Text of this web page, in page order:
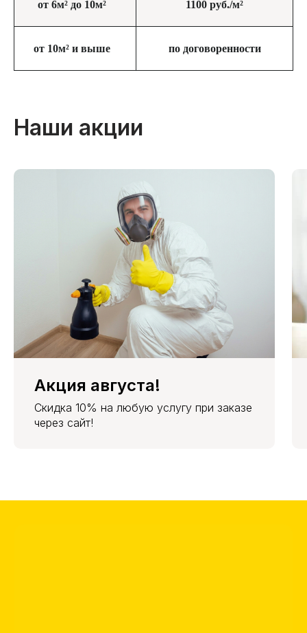
от 6м² до 10м² 1100 руб./м²
от 10м² и выше по договоренности
Наши акции
Акция августа!
Скидка 10% на любую услугу при заказе
через сайт!
данных
ЗАКАЗАТЬ ОБРАБОТКУ